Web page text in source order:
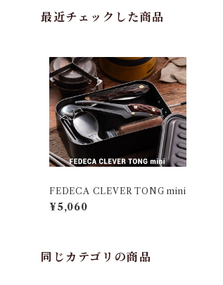
最近チェックした商品
FEDECA CLEVER TONG mini
¥5,060
同じカテゴリの商品